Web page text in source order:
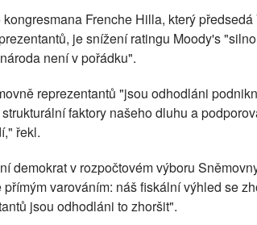
Frenche Hilla, který
je snížení ratingu Moody's
není v pořádku".
reprezentantů "jsou odhodláni
faktory našeho dluhu a
řekl.
demokrat v rozpočtovém výboru
varováním: náš fiskální výhled se
jsou odhodláni to zhoršit".